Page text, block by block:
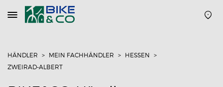
Navigation
öffnen
HÄNDLER MEIN FACHHÄNDLER
HESSEN
ZWEIRAD-ALBERT